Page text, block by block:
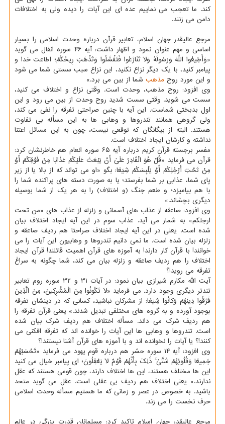
کند. ما تعجب می نماییم عده ای این آیات را دیده ولی به اختلافات
دامن می زنند.
مرجع عالیقدر جهان اسلام، تعابیر قرآن درباره وحدت اسلامی را بسیار
اساسی و مهم عنوان نمود و اظهار داشت: آیه ۴۶ سوره انفال می گوید
«وَأَطِیعُوا اللَّهَ وَرَسُولَهُ وَلَا تَنَازَعُوا فَتَفْشَلُوا وَتَذْهَبَ رِیحُکُمْ؛ اطاعت خدا و
پیامبر کنید، با یک دیگر نزاع نکنید، این نزاع سبب سستی شما می شود
و این مورد روح مذهب شما از بین می برد.»
وی افزود: روح مذهب، وحدت است. وقتی نزاع و اختلاف می کنید،
سست می شوید. وقتی سست شدید روح وحدت از بین می رود و این
اول بدبختی شماست. این آیه با چنین صراحتی تفرقه را نفی می کند،
ولی گروهی همانند تندروها و وهابی ها به این مسأله بی تفاوت
هستند. البته از بیگانگان که توقعی نیست، چون به این مسائل اعتنا
نداشته و کارشان ایجاد اختلاف است.
مفسر برجسته قرآن کریم درباره آیه ۶۵ سوره انعام هم خاطرنشان کرد:
قرآن می فرماید «قُلْ هُوَ الْقَادِرُ عَلَیٰ أَنْ یَبْعَثَ عَلَیْکُمْ عَذَابًا مِنْ فَوْقِکُمْ أَوْ
مِنْ تَحْتِ أَرْجُلِکُمْ أَوْ یَلْبِسَکُمْ شِیَعًا: بگو «او می تواند که از بالا یا از زیر
پای شما، عذابی بر شما بفرستد؛ یا به صورت دسته های پراکنده شما را
با هم بیامیزد؛ و طعم جنگ (و اختلاف) را به هر یک از شما بوسیله
دیگری بچشاند.»
وی افزود: صاعقه از عذاب های آسمانی و زلزله از عذاب های «من تحت
ارجلکم» به شمار می آید. عذاب سوم در این آیه ایجاد اختلاف بیان
شده است. یعنی در این آیه ایجاد اختلاف صراحتا هم ردیف صاعقه و
زلزله بیان شده است. ما نمی دانیم تندروها و وهابیون این آیات را می
خوانند! با قرآن کار دارند! به آموزه های قرآن اهمیت قائلند! قرآن ایجاد
اختلاف را هم ردیف صاعقه و زلزله بیان می کند، شما چگونه به سراغ
تفرقه می روید!؟
آیت الله مکارم شیرازی بیان نمود: در آیات ۳۱ و ۳۲ سوره روم تعابیر
تندتر دیگری وجود دارد. می فرماید «لَا تَکُونُوا مِنَ الْمُشْرِکِینَ، مِنَ الَّذِینَ
فَرَّقُوا دِینَهُمْ وَکَانُوا شِیَعًا: از مشرکان نباشید، کسانی که در دینشان تفرقه
بوجود آورده و به گروه های مختلفی تبدیل شدند.» یعنی قرآن تفرقه را
هم ردیف شرک می داند. مسأله اختلاف هم ردیف شرک بیان شده
است. تندروها و وهابی ها این آیات را خوانده اند که تفرقه افکنی می
کنند!؟ یا آیات را نخوانده اند و با آموزه های قرآن آشنا نیستند!؟
وی افزود: آیه ۱۴ سوره حشر هم درباره قوم یهود می فرماید «تَحْسَبُهُمْ
جَمِیعًا وَقُلُوبُهُمْ شَتَّیٰ ۚ ذَٰلِکَ بِأَنَّهُمْ قَوْمٌ لَا یَعْقِلُونَ؛ ای پیامبر خیال می کنید
این ها مختلف هستند، این ها اختلاف دارند، چون قومی هستند که عقل
ندارند.» یعنی اختلاف هم ردیف بی عقلی است. عقل می گوید متحد
باشید. به خصوص در عصر و زمانی که ما هستیم مسأله وحدت اسلامی
حرف نخست را می زند.
مرجع عالیقدر جهان اسلام تاکید کرد: مسلمانان قدرت بزرگی در عالم